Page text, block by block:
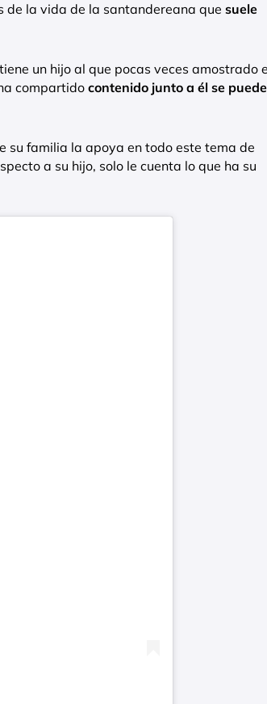
de la vida de la santandereana que suele
un hijo al que pocas veces amostrado
compartido contenido junto a él se puede
su familia la apoya en todo este tema de
a su hijo, solo le cuenta lo que ha su